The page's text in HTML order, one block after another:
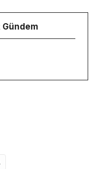
Gündem